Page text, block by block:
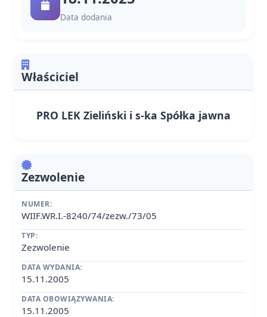
Data dodania
Właściciel
PRO LEK Zieliński i s-ka Spółka jawna
Zezwolenie
NUMER:
WIIF.WR.I.-8240/74/zezw./73/05
TYP:
Zezwolenie
DATA WYDANIA:
15.11.2005
DATA OBOWIĄZYWANIA:
15.11.2005